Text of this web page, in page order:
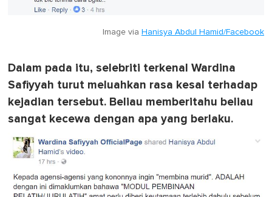
Image via Hanisya Abdul Hamid/Facebook
Dalam pada itu, selebriti terkenal Wardina
Safiyyah turut meluahkan rasa kesal terhadap
kejadian tersebut. Beliau memberitahu beliau
sangat kecewa dengan apa yang berlaku.